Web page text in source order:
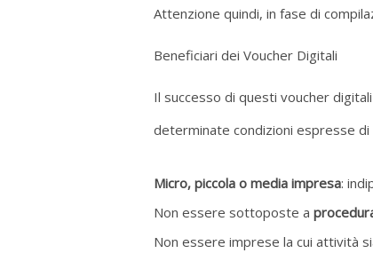
Attenzione quindi, in fase di
Beneficiari dei Voucher Digitali
Il successo di questi voucher
determinate condizioni espresse di
Micro, piccola o media impresa:
Non essere sottoposte a
Non essere imprese la cui attività